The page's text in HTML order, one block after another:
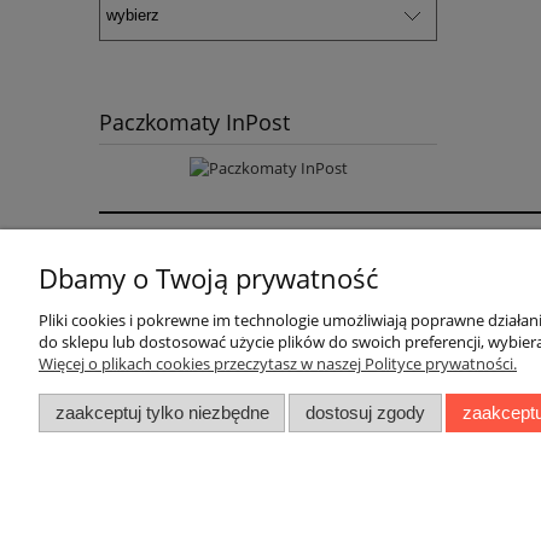
Paczkomaty InPost
Zwroty i reklamacje
Regulamin
Twoje zamówienia
Ustawienia konta
Przechowalnia
Dbamy o Twoją prywatność
Pliki cookies i pokrewne im technologie umożliwiają poprawne
do sklepu lub dostosować użycie plików do swoich preferencji,
Więcej o plikach cookies przeczytasz w naszej Polityce prywatności.
zaakceptuj tylko niezbędne dostosuj zgody